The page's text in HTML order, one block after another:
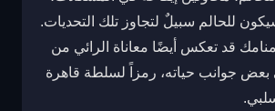
للحالم سبيلٌ لتجاوز تلك التحديات.
قد تعكس أيضًا معاناة الرائي من
بعض جوانب حياته، رمزاً لسلطة قاهرة